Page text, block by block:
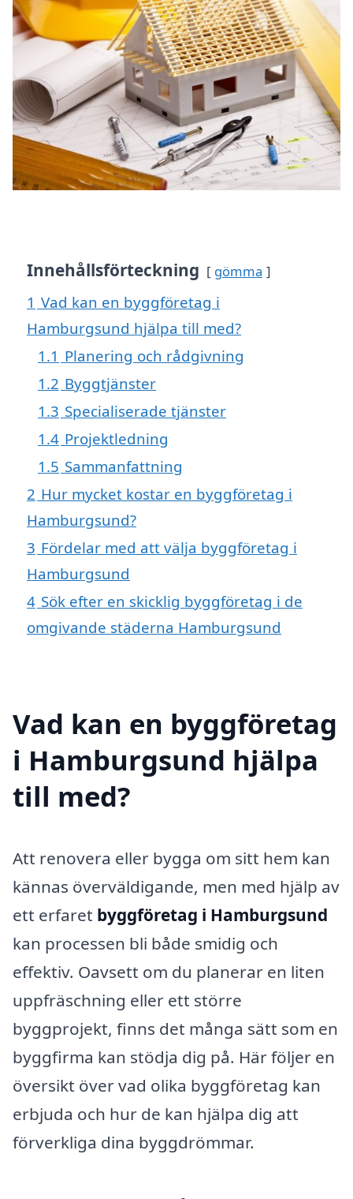
Innehållsförteckning gömma
1 Vad kan en byggföretag i
Hamburgsund hjälpa till med?
1.1 Planering och rådgivning
1.2 Byggtjänster
1.3 Specialiserade tjänster
1.4 Projektledning
1.5 Sammanfattning
2 Hur mycket kostar en byggföretag i
Hamburgsund?
3 Fördelar med att välja byggföretag i
Hamburgsund
4 Sök efter en skicklig byggföretag i de
omgivande städerna Hamburgsund
Vad kan en byggföretag
i Hamburgsund hjälpa
till med?
Att renovera eller bygga om sitt hem kan
kännas överväldigande, men med hjälp av
ett erfaret byggföretag i Hamburgsund
kan processen bli både smidig och
effektiv. Oavsett om du planerar en liten
uppfräschning eller ett större
byggprojekt, finns det många sätt som en
byggfirma kan stödja dig på. Här följer en
översikt över vad olika byggföretag kan
erbjuda och hur de kan hjälpa dig att
förverkliga dina byggdrömmar.